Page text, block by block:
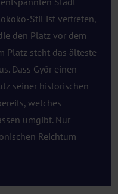
Stil ist vertreten,
den Platz vor dem
Platz steht das älteste
Dass Györ einen
seiner historischen
welches
umgibt. Nur
Reichtum